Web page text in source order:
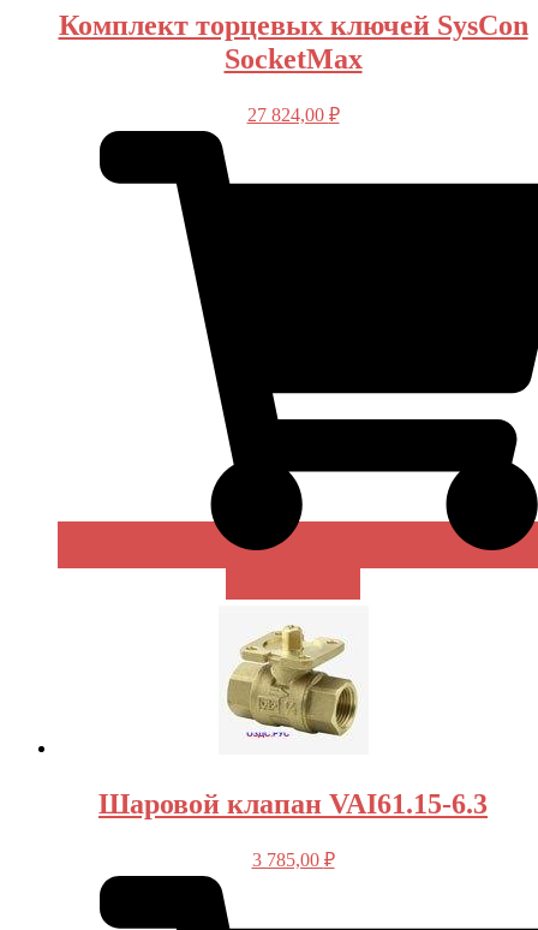
Комплект торцевых ключей SysCon
SocketMax
27 824,00 ₽
Шаровой клапан VAI61.15-6.3
3 785,00 ₽